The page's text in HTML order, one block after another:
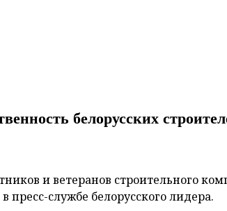
белорусских